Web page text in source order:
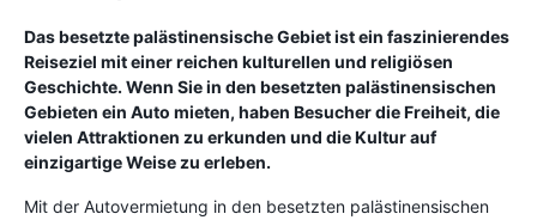
Das besetzte palästinensische Gebiet ist ein faszinierendes
Reiseziel mit einer reichen kulturellen und religiösen
Geschichte. Wenn Sie in den besetzten palästinensischen
Gebieten ein Auto mieten, haben Besucher die Freiheit, die
vielen Attraktionen zu erkunden und die Kultur auf
einzigartige Weise zu erleben.
Mit der Autovermietung in den besetzten palästinensischen